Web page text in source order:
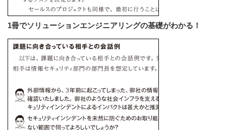
1冊でソリューションエンジニアリングの基礎がわかる！